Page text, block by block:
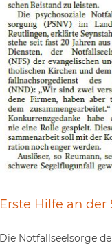
Erste Hilfe an der
Die Notfallseelsorge